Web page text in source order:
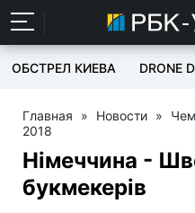
ОБСТРЕЛ КИЕВА DRONE
Главная » Новости »
2018
Німеччина -
букмекерів